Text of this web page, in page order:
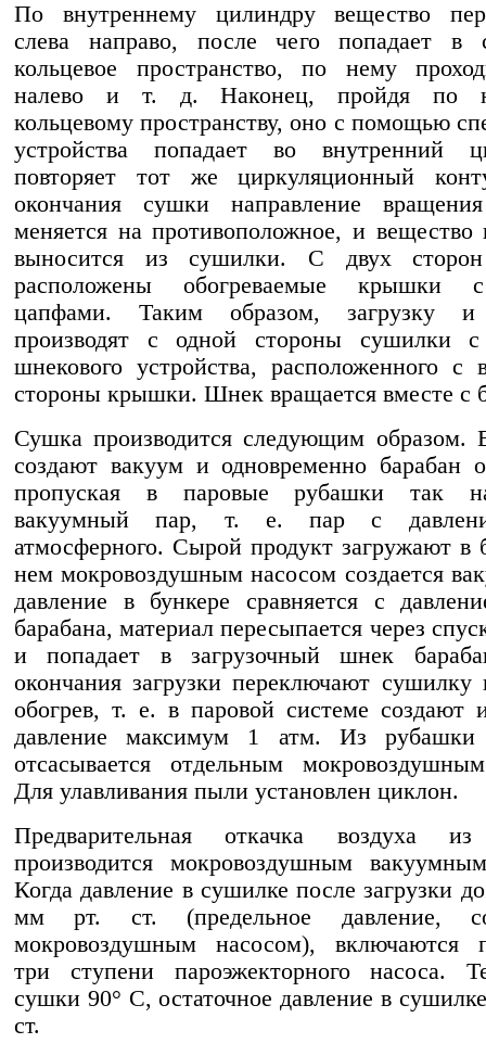
По внутреннему цилиндру вещество
слева направо, после чего попадает в
кольцевое пространство, по нему
налево и т. д. Наконец, пройдя по
кольцевому пространству, оно с помощью
устройства попадает во внутренний
повторяет тот же циркуляционный
окончания сушки направление
меняется на противоположное, и
выносится из сушилки. С двух сторон
расположены обогреваемые крышки
цапфами. Таким образом, загрузку и
производят с одной стороны сушилки
шнекового устройства, расположенного с
стороны крышки. Шнек вращается вместе с
Сушка производится следующим образом.
создают вакуум и одновременно барабан
пропуская в паровые рубашки так
вакуумный пар, т. е. пар с
атмосферного. Сырой продукт загружают в
нем мокровоздушным насосом создается
давление в бункере сравняется с
барабана, материал пересыпается через
и попадает в загрузочный шнек
окончания загрузки переключают
обогрев, т. е. в паровой системе создают
давление максимум 1 атм. Из рубашки
отсасывается отдельным
Для улавливания пыли установлен циклон.
Предварительная откачка воздуха из
производится мокровоздушным
Когда давление в сушилке после загрузки
мм рт. ст. (предельное давление,
мокровоздушным насосом), включаются
три ступени пароэжекторного насоса.
сушки 90° С, остаточное давление в
ст.